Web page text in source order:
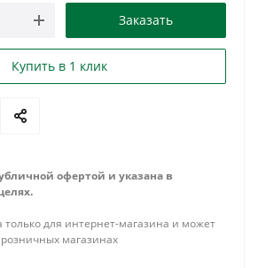
Заказать
Купить в 1 клик
офертой и указана в
только для интернет-магазина и может
магазинах